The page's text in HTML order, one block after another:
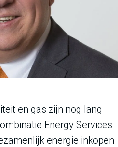
en gas zijn nog lang
Energy Services
energie inkopen